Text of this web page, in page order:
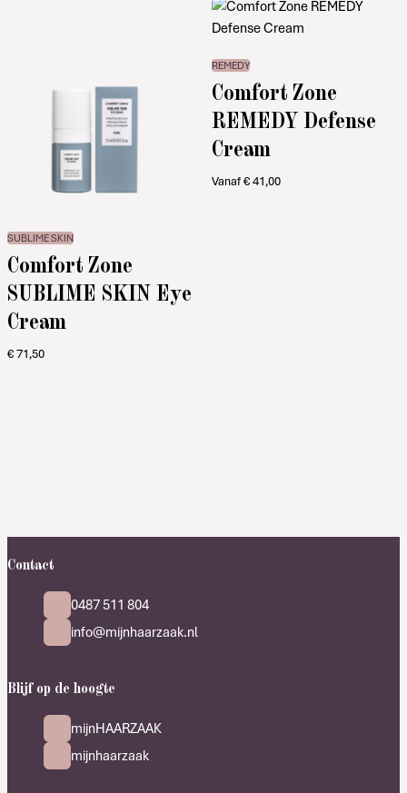
SUBLIME SKIN
Comfort Zone
SUBLIME SKIN Eye
Cream
€71,50
REMEDY
Comfort Zone
REMEDY Defense
Cream
Vanaf€41,00
Contact
0487 511 804
info@mijnhaarzaak.nl
Blijf op de hoogte
mijnHAARZAAK
mijnhaarzaak